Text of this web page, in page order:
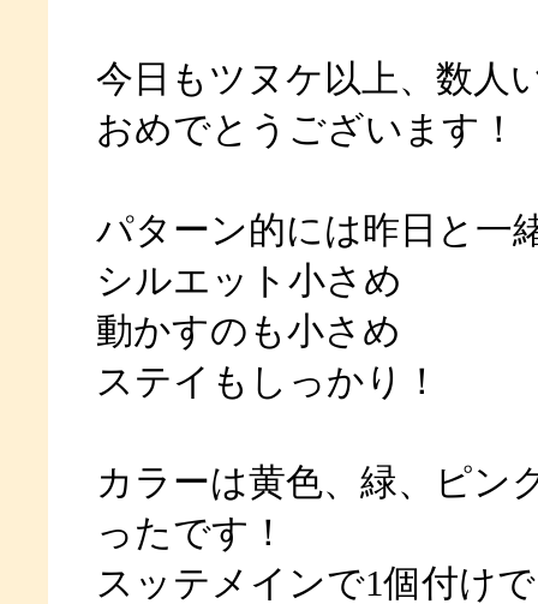
今日もツヌケ以上、数人
おめでとうございます！
パターン的には昨日と一
シルエット小さめ
動かすのも小さめ
ステイもしっかり！
カラーは黄色、緑、ピン
ったです！
スッテメインで1個付け